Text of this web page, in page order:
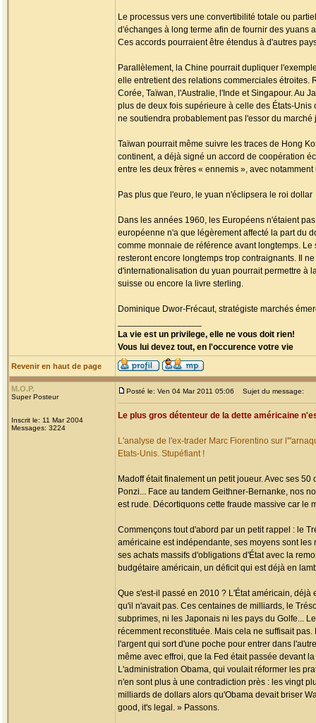
Le processus vers une convertibilité totale ou
d'échanges à long terme afin de fournir des yuans
Ces accords pourraient être étendus à d'autres
Parallèlement, la Chine pourrait dupliquer
elle entretient des relations commerciales
Corée, Taïwan, l'Australie, l'Inde et Singapour. Au
plus de deux fois supérieure à celle des États-
ne soutiendra probablement pas l'essor du
Taïwan pourrait même suivre les traces de Hong
continent, a déjà signé un accord de coopération
entre les deux frères « ennemis », avec
Pas plus que l'euro, le yuan n'éclipsera le roi dollar
Dans les années 1960, les Européens n'étaient
européenne n'a que légèrement affecté la part du
comme monnaie de référence avant longtemps.
resteront encore longtemps trop contraignants. Il
d'internationalisation du yuan pourrait permettre à
suisse ou encore la livre sterling.
Dominique Dwor-Frécaut, stratégiste marchés
La vie est un privilege, elle ne vous doit rien!
Vous lui devez tout, en l'occurence votre vie
Revenir en haut de page
M.O.P.
Super Posteur
Inscrit le: 11 Mar 2004
Messages: 3224
Posté le: Ven 04 Mar 2011 05:06 Sujet du message:
Le plus gros détenteur de la dette américaine
L'analyse de l'ex-trader Marc Fiorentino sur
Etats-Unis. Stupéfiant !
Madoff était finalement un petit joueur. Avec ses
Ponzi... Face au tandem Geithner-Bernanke, nos
est rude. Décortiquons cette fraude massive car le
Commençons tout d'abord par un petit rappel : le
américaine est indépendante, ses moyens sont
ses achats massifs d'obligations d'État avec la
budgétaire américain, un déficit qui est déjà en
Que s'est-il passé en 2010 ? L'État américain,
qu'il n'avait pas. Ces centaines de milliards, le
subprimes, ni les Japonais ni les pays du Golfe...
récemment reconstituée. Mais cela ne suffisait
l'argent qui sort d'une poche pour entrer dans
même avec effroi, que la Fed était passée devant
L'administration Obama, qui voulait réformer les
n'en sont plus à une contradiction près : les vingt
milliards de dollars alors qu'Obama devait briser
good, it's legal. » Passons.